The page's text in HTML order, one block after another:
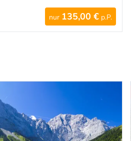
nur 135,00 € p.P.